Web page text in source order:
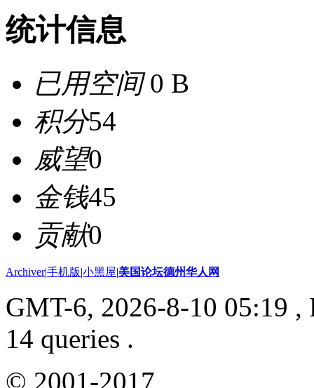
统计信息
已用空间0 B
积分54
威望0
金钱45
贡献0
Archiver|手机版|小黑屋|美国论坛德州华人网
GMT-6, 2026-8-10 05:19 ,
14 queries .
© 2001-2017